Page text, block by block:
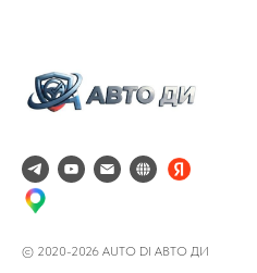
© 2020-2026 AUTO DI АВТО ДИ